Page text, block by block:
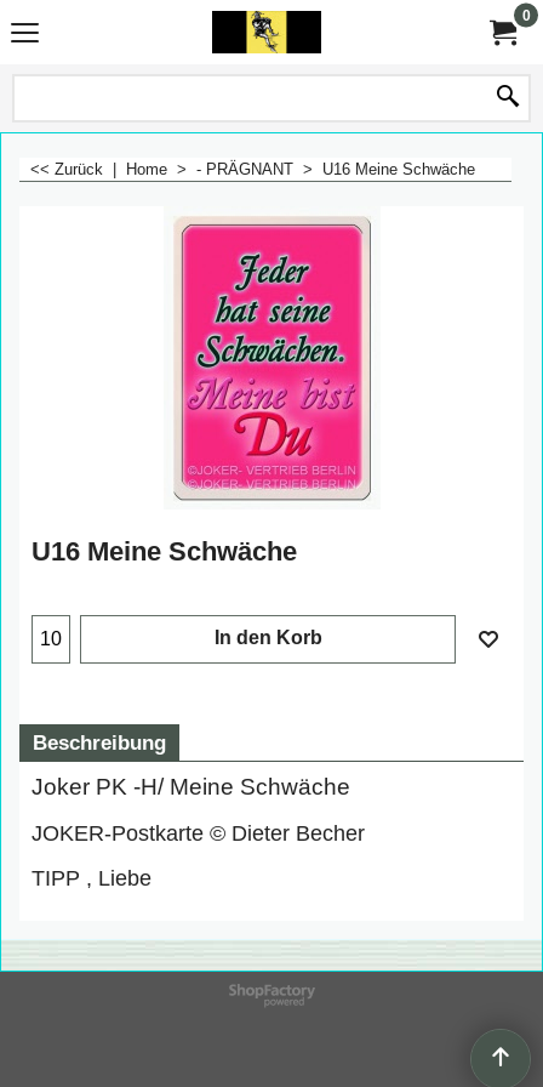
0
<< Zurück Home > - PRÄGNANT > U16 Meine Schwäche
U16 Meine Schwäche
In den Korb
Beschreibung
Joker PK -H/ Meine Schwäche
JOKER-Postkarte © Dieter Becher
TIPP , Liebe
WebShop erstellt mit
ShopFactory Shop